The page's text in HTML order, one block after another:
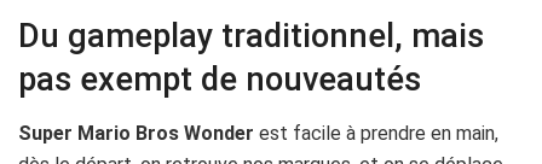
Du gameplay traditionnel, mais
pas exempt de nouveautés
Super Mario Bros Wonder est facile à prendre en main,